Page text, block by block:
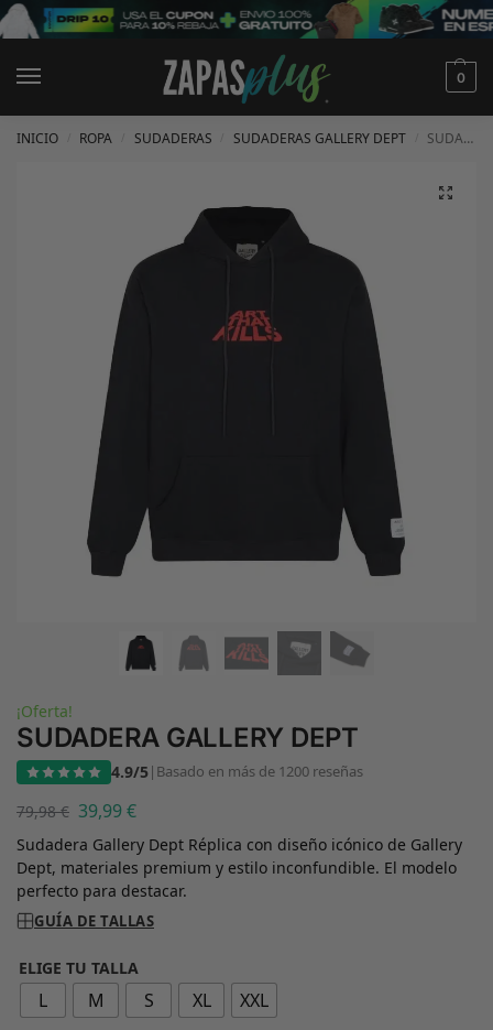
0
INICIO ROPA SUDADERAS SUDADERAS GALLERY DEPT SUDADERA GALLERY DEPT
¡Oferta!
SUDADERA GALLERY DEPT
4.9/5| Basado en más de 1200 reseñas
79,98€ 39,99€
Sudadera Gallery Dept Réplica con diseño icónico de Gallery
Dept, materiales premium y estilo inconfundible. El modelo
perfecto para destacar.
GUÍA DE TALLAS
ELIGE TU TALLA
L M S XL XXL